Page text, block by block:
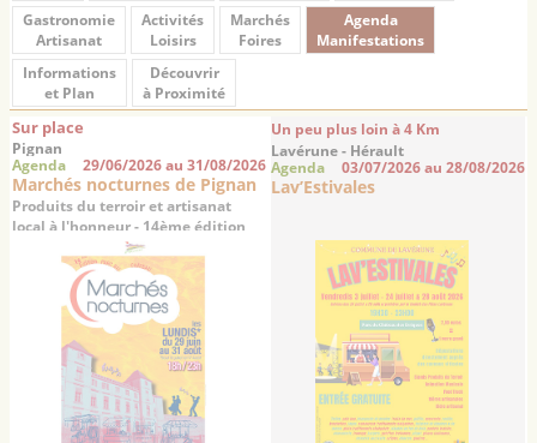
Gastronomie
Artisanat
Activités
Loisirs
Marchés
Foires
Agenda
Manifestations
Informations
et Plan
Découvrir
à Proximité
Sur place
Pignan
Agenda 29/06/2026 au 31/08/2026
Marchés nocturnes de Pignan
Produits du terroir et artisanat
local à l'honneur - 14ème édition
Un peu plus loin à 4 Km
Lavérune - Hérault
Agenda 03/07/2026 au 28/08/2026
Lav’Estivales